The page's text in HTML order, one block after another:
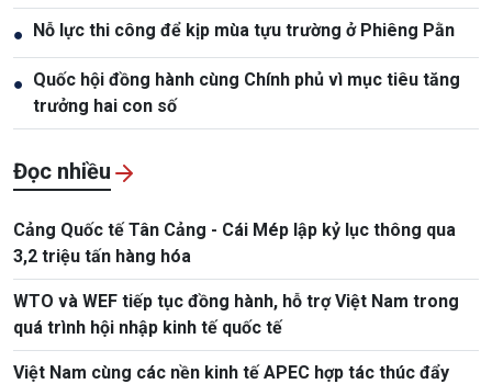
● Nỗ lực thi công để kịp mùa tựu trường ở Phiêng Pằn
● Quốc hội đồng hành cùng Chính phủ vì mục tiêu tăng
trưởng hai con số
Đọc nhiều
Cảng Quốc tế Tân Cảng - Cái Mép lập kỷ lục thông qua
3,2 triệu tấn hàng hóa
WTO và WEF tiếp tục đồng hành, hỗ trợ Việt Nam trong
quá trình hội nhập kinh tế quốc tế
Việt Nam cùng các nền kinh tế APEC hợp tác thúc đẩy